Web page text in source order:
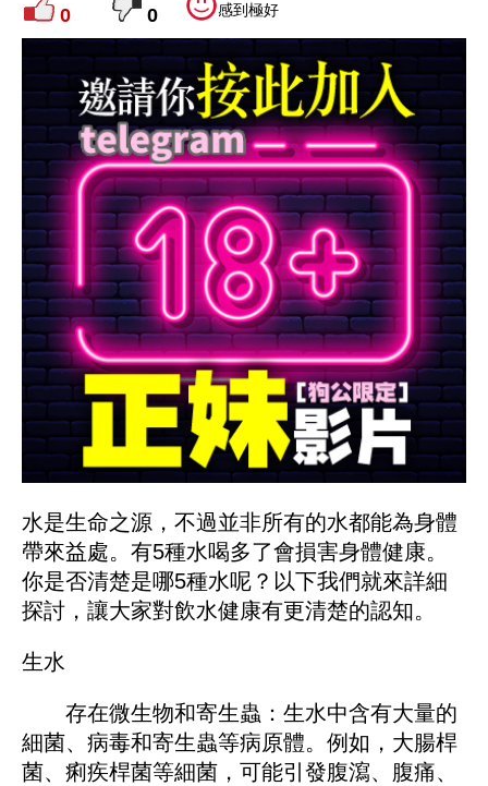
0 0 感到極好
水是生命之源，不過並非所有的水都能為身體
帶來益處。有5種水喝多了會損害身體健康。
你是否清楚是哪5種水呢？以下我們就來詳細
探討，讓大家對飲水健康有更清楚的認知。
生水
存在微生物和寄生蟲：生水中含有大量的
細菌、病毒和寄生蟲等病原體。例如，大腸桿
菌、痢疾桿菌等細菌，可能引發腹瀉、腹痛、